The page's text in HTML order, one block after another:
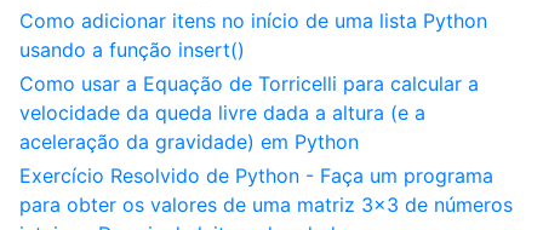
Como adicionar itens no início de uma lista Python
usando a função insert()
Como usar a Equação de Torricelli para calcular a
velocidade da queda livre dada a altura (e a
aceleração da gravidade) em Python
Exercício Resolvido de Python - Faça um programa
para obter os valores de uma matriz 3x3 de números